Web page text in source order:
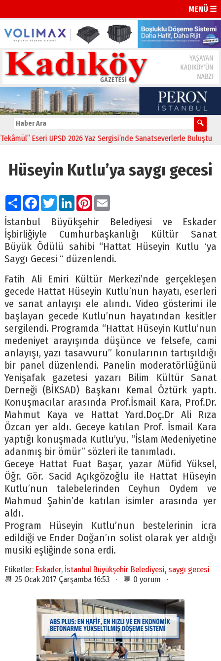
MENÜ ☰
Eseri UPSD 2026 Yaz Sergisi’nde Sanatseverlerle Buluştu
Hüseyin Kutlu’ya saygı gecesi
PaylaşFacebook
TwitterLinkedIn
Pinterest
Email
İstanbul Büyükşehir Belediyesi ve Eskader
İşbirliğiyle Cumhurbaşkanlığı Kültür Sanat
Büyük Ödülü sahibi “Hattat Hüseyin Kutlu ‘ya
Saygı Gecesi “ düzenlendi.
Fatih Ali Emiri Kültür Merkezi’nde gerçekleşen
gecede Hattat Hüseyin Kutlu’nun hayatı, eserleri
ve sanat anlayışı ele alındı. Video gösterimi ile
başlayan gecede Kutlu’nun hayatından kesitler
sergilendi. Programda “Hattat Hüseyin Kutlu’nun
medeniyet arayışında düşünce ve felsefe, cami
anlayışı, yazı tasavvuru” konularının tartışıldığı
bir panel düzenlendi. Panelin moderatörlüğünü
Yenişafak gazetesi yazarı Bilim Kültür Sanat
Derneği (BİKSAD) Başkanı Kemal Öztürk yaptı.
Konuşmacılar arasında Prof.İsmail Kara, Prof.Dr.
Mahmut Kaya ve Hattat Yard.Doç.Dr Ali Rıza
Özcan yer aldı. Geceye katılan Prof. İsmail Kara
yaptığı konuşmada Kutlu’yu, “İslam Medeniyetine
adanmış bir ömür” sözleri ile tanımladı.
Geceye Hattat Fuat Başar, yazar Müfid Yüksel,
Öğr. Gör. Sacid Açıkgözoğlu ile Hattat Hüseyin
Kutlu’nun talebelerinden Ceyhun Oydem ve
Mahmud Şahin’de katılan isimler arasında yer
aldı.
Program Hüseyin Kutlu’nun bestelerinin icra
edildiği ve Ender Doğan’ın solist olarak yer aldığı
musiki eşliğinde sona erdi.
Etiketler: Eskader, İstanbul Büyükşehir Belediyesi, saygı gecesi
📆 25 Ocak 2017 Çarşamba 16:53 · 💬 0 yorum ·